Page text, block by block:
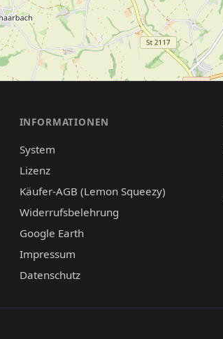
INFORMATIONEN
System
Lizenz
Käufer-AGB (Lemon Squeezy)
Widerrufsbelehrung
Google Earth
Impressum
Datenschutz